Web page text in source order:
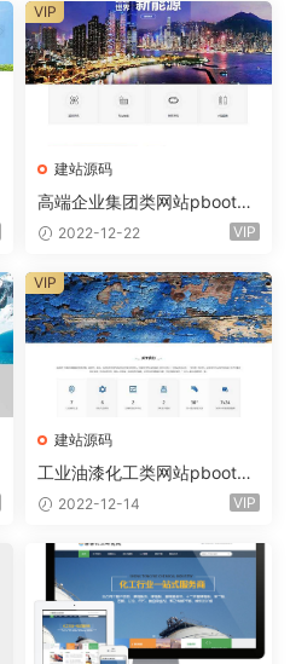
建站源码
高端企业集团类网站pbootc
ms模板(自适应手机) 绿色新
2022-12-22 VIP
VIP
建站源码
工业油漆化工类网站pbootc
ms模板(自适应手机) 蓝色水
2022-12-14 VIP
VIP